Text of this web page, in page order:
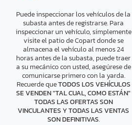
Puede inspeccionar los vehículos de la
subasta antes de registrarse. Para
inspeccionar un vehículo, simplemente
visite el patio de Copart donde se
almacena el vehículo al menos 24
horas antes de la subasta, puede traer
a su mecánico con usted, asegúrese de
comunicarse primero con la yarda.
Recuerde queTODOS LOS VEHÍCULOS
SE VENDEN "TAL CUAL, COMO ESTÁN"
TODAS LAS OFERTAS SON
VINCULANTES Y TODAS LAS VENTAS
SON DEFINITIVAS.